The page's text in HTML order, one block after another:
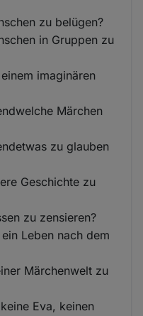
zu belügen?
in Gruppen zu
imaginären
Märchen
zu glauben
Geschichte zu
zu zensieren?
Leben nach dem
Märchenwelt zu
Eva, keinen